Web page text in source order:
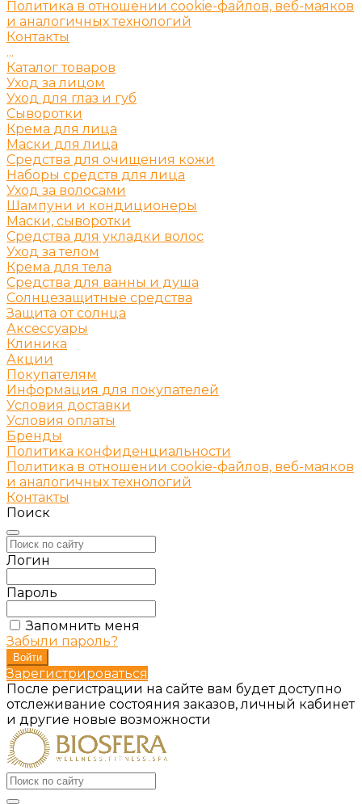
Политика в отношении cookie-файлов, веб-маяков
и аналогичных технологий
Контакты
...
Каталог товаров
Уход за лицом
Уход для глаз и губ
Сыворотки
Крема для лица
Маски для лица
Средства для очищения кожи
Наборы средств для лица
Уход за волосами
Шампуни и кондиционеры
Маски, сыворотки
Средства для укладки волос
Уход за телом
Крема для тела
Средства для ванны и душа
Солнцезащитные средства
Защита от солнца
Аксессуары
Клиника
Акции
Покупателям
Информация для покупателей
Условия доставки
Условия оплаты
Бренды
Политика конфиденциальности
Политика в отношении cookie-файлов, веб-маяков
и аналогичных технологий
Контакты
Поиск
Логин
Пароль
Запомнить меня
Забыли пароль?
Зарегистрироваться
После регистрации на сайте вам будет доступно
отслеживание состояния заказов, личный кабинет
и другие новые возможности